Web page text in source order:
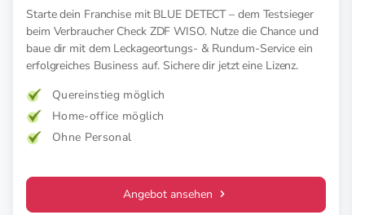
Starte dein Franchise mit BLUE DETECT – dem Testsieger
beim Verbraucher Check ZDF WISO. Nutze die Chance und
baue dir mit dem Leckageortungs- & Rundum-Service ein
erfolgreiches Business auf. Sichere dir jetzt eine Lizenz.
Quereinstieg möglich
Home-office möglich
Ohne Personal
Angebot ansehen